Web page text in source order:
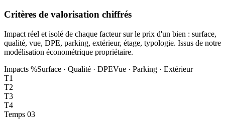
Critères de valorisation chiffrés
Impact réel et isolé de chaque facteur sur le prix d'un bien : surface,
qualité, vue, DPE, parking, extérieur, étage, typologie. Issus de notre
modélisation économétrique propriétaire.
Impacts %Surface · Qualité · DPEVue · Parking · Extérieur
T1
T2
T3
T4
Temps 03